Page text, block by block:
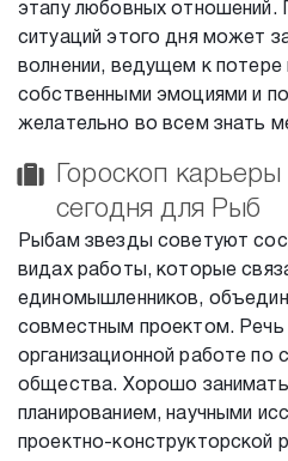
этапу любовных отношений.
ситуаций этого дня может
волнении, ведущем к потере
собственными эмоциями и
желательно во всем знать
Гороскоп
сегодня для Рыб
Рыбам звезды советуют
видах работы, которые
единомышленников,
совместным проектом.
организационной работе по
общества. Хорошо
планированием, научными
проектно-конструкторской